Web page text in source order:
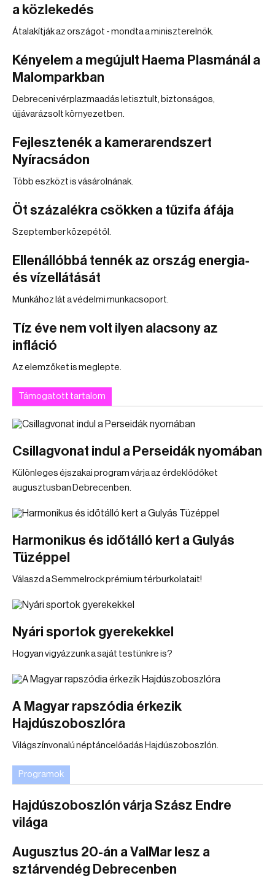
a közlekedés
Átalakítják az országot - mondta a miniszterelnök.
Kényelem a megújult Haema Plasmánál a
Malomparkban
Debreceni vérplazmaadás letisztult, biztonságos,
újjávarázsolt környezetben.
Fejlesztenék a kamerarendszert
Nyíracsádon
Több eszközt is vásárolnának.
Öt százalékra csökken a tűzifa áfája
Szeptember közepétől.
Ellenállóbbá tennék az ország energia-
és vízellátását
Munkához lát a védelmi munkacsoport.
Tíz éve nem volt ilyen alacsony az
infláció
Az elemzőket is meglepte.
Támogatott tartalom
Csillagvonat indul a Perseidák nyomában
Különleges éjszakai program várja az érdeklődőket
augusztusban Debrecenben.
Harmonikus és időtálló kert a Gulyás
Tüzéppel
Válaszd a Semmelrock prémium térburkolatait!
Nyári sportok gyerekekkel
Hogyan vigyázzunk a saját testünkre is?
A Magyar rapszódia érkezik
Hajdúszoboszlóra
Világszínvonalú néptáncelőadás Hajdúszoboszlón.
Programok
Hajdúszoboszlón várja Szász Endre
világa
Augusztus 20-án a ValMar lesz a
sztárvendég Debrecenben